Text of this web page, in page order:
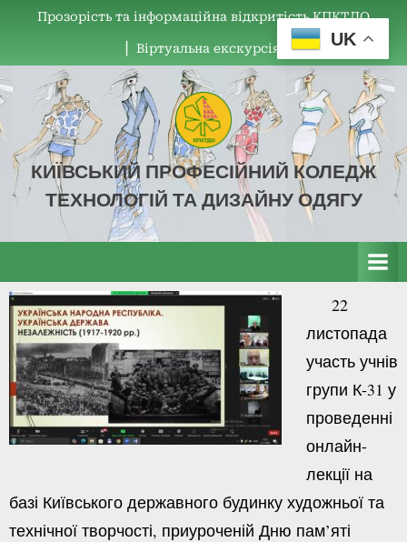
Прозорість та інформаційна відкритість КПКТДО
▏Віртуальна екскурсія
КИЇВСЬКИЙ ПРОФЕСІЙНИЙ КОЛЕДЖ
ТЕХНОЛОГІЙ ТА ДИЗАЙНУ ОДЯГУ
КПКТДО
22
листопада
участь учнів
групи К-31 у
проведенні
онлайн-
лекції на
базі Київського державного будинку художньої та
технічної творчості, приуроченій Дню пам’яті
UK